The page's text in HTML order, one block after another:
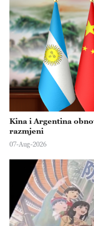
Kina i Argentina
razmjeni
07-Aug-2026